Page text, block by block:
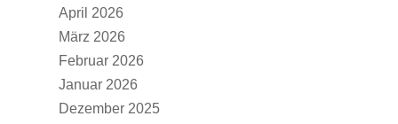
April 2026
März 2026
Februar 2026
Januar 2026
Dezember 2025